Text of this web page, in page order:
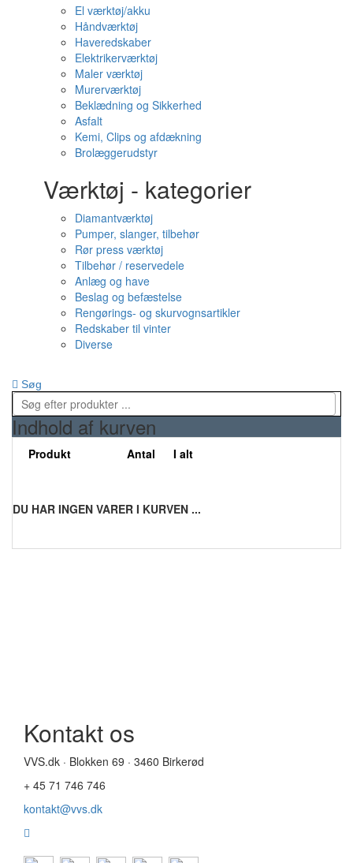
El værktøj/akku
Håndværktøj
Haveredskaber
Elektrikerværktøj
Maler værktøj
Murerværktøj
Beklædning og Sikkerhed
Asfalt
Kemi, Clips og afdækning
Brolæggerudstyr
Værktøj - kategorier
Diamantværktøj
Pumper, slanger, tilbehør
Rør press værktøj
Tilbehør / reservedele
Anlæg og have
Beslag og befæstelse
Rengørings- og skurvognsartikler
Redskaber til vinter
Diverse
Søg
Indhold af kurven
Produkt Antal I alt
DU HAR INGEN VARER I KURVEN ...
Kontakt os
VVS.dk · Blokken 69 · 3460 Birkerød
+ 45 71 746 746
kontakt@vvs.dk